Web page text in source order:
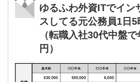
ゆるふわ外資ITでイン
スしてる元公務員1日
（転職入社30代中盤
円）